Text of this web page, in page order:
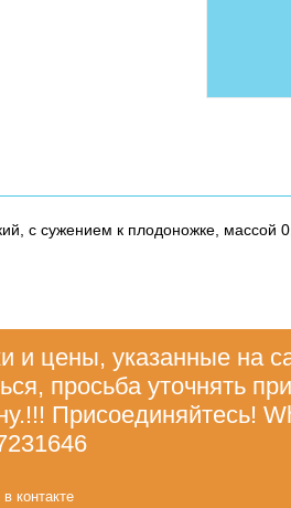
с сужением к плодоножке, массой
и цены, указанные на
просьба уточнять
Присоединяйтесь!
контакте